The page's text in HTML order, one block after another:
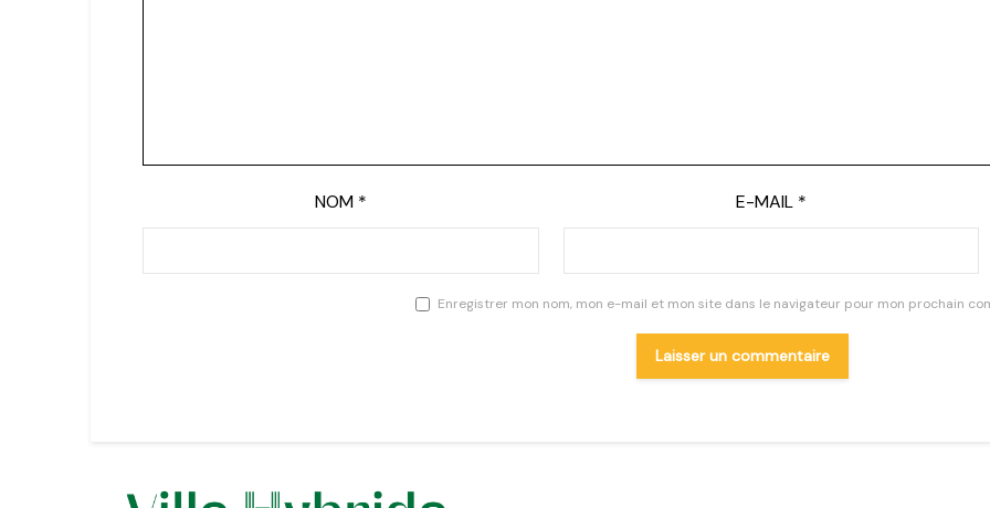
NOM * E-MAIL *
Enregistrer mon nom, mon e-mail et mon site dans le navigateur pour mon prochain